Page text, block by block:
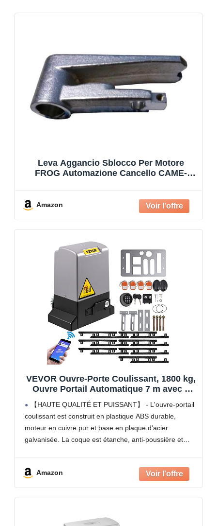
Leva Aggancio Sblocco Per Motore
FROG Automazione Cancello CAME-
Amazon
VEVOR Ouvre-Porte Coulissant, 1800 kg,
Ouvre Portail Automatique 7 m avec 4
Télécommandes et Contrôle APP, Moteur
de Portail Électrique pour Allée Roulante,
Kit Système Sécurité Opérateur de
Portail
【HAUTE QUALITÉ ET PUISSANT】 - L'ouvre-portail
coulissant est construit en plastique ABS durable,
moteur en cuivre pur et base en plaque d'acier
galvanisée. La coque est étanche, anti-poussière et
Amazon